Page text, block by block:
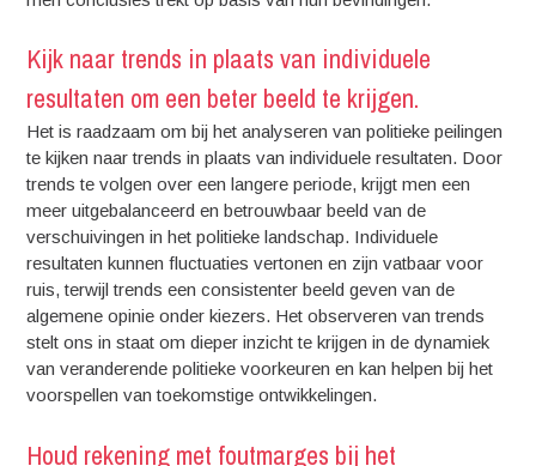
Kijk naar trends in plaats van individuele
resultaten om een beter beeld te krijgen.
Het is raadzaam om bij het analyseren van politieke peilingen
te kijken naar trends in plaats van individuele resultaten. Door
trends te volgen over een langere periode, krijgt men een
meer uitgebalanceerd en betrouwbaar beeld van de
verschuivingen in het politieke landschap. Individuele
resultaten kunnen fluctuaties vertonen en zijn vatbaar voor
ruis, terwijl trends een consistenter beeld geven van de
algemene opinie onder kiezers. Het observeren van trends
stelt ons in staat om dieper inzicht te krijgen in de dynamiek
van veranderende politieke voorkeuren en kan helpen bij het
voorspellen van toekomstige ontwikkelingen.
Houd rekening met foutmarges bij het